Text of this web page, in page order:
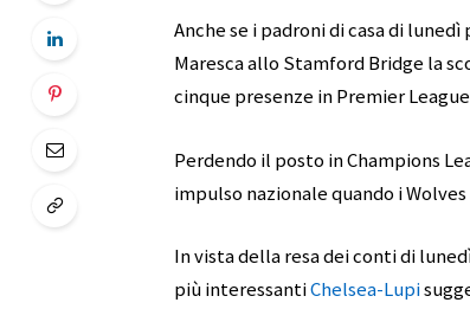
Anche se i padroni di casa di
Maresca allo Stamford Bridge la
cinque presenze in Premier
Perdendo il posto in Champions
impulso nazionale quando i
In vista della resa dei conti di
più interessantiChelsea-Lupi